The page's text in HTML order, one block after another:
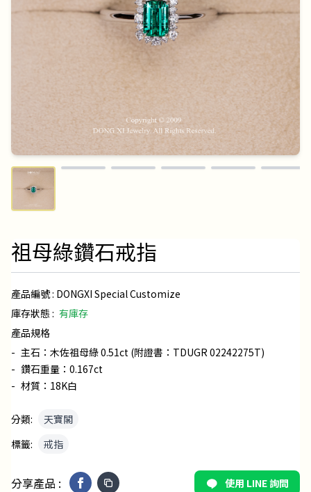
祖母綠鑽石戒指
產品編號 : DONGXI Special Customize
庫存狀態 : 有庫存
產品規格
- 主石：木佐祖母綠 0.51ct (附證書：TDUGR 02242275T)
- 鑽石重量：0.167ct
- 材質：18K白
分類:
天寶閣
標籤:
戒指
分享產品 : 使用 LINE 詢問